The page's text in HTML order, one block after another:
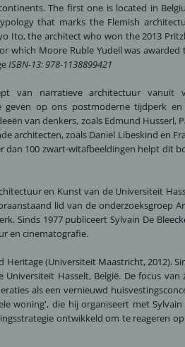
The first one is located in
that marks the Flemish
Ito, the architect who won the 2013
which Moore Ruble Yudell was awarded
ISBN-13: 978-1138899421
van narratieve architectuur vanuit
geven op ons postmoderne tijdperk en
van denkers, zoals Edmund Husserl,
architecten, zoals Daniel Libeskind en
dan 100 zwart-witafbeeldingen helpt dit
en Kunst van de Universiteit
lid van de onderzoeksgroep
Sinds 1977 publiceert Sylvain De
en cinematografie.
(Universiteit Maastricht, 2012).
Hasselt, België. De focus van
als een vernieuwd
woning', die hij organiseert met Sylvain
ontwikkeld om te reageren